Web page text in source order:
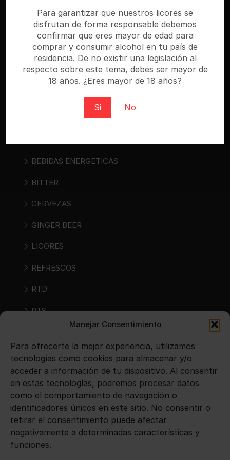
Manejar Consentimiento
Para ofrecerte la mejor experiencia, utilizamos
tecnologías como cookies para almacenar y/o
acceder a información de tu dispositivo. Al consentir
en estas tecnologías, podremos procesar datos
como el comportamiento de navegación o
identificadores únicos en este sitio. No consentir o
retirar el consentimiento puede afectar
negativamente a determinadas características y
funciones.
Para garantizar que nuestros licores se
disfrutan de forma responsable debemos
confirmar que eres mayor de edad para
comprar y consumir alcohol en tu país de
residencia. De no existir una legislación al
respecto sobre este tema, debes ser mayor de
18 años. ¿Eres mayor de 18 años?
Si No
especializada donde puedes comprar cerveza,
vino, sidra, bebidas espirituosas y bebidas «ready
to drink». Regístrate y compra al mejor precio.
Categorías
BEBIDAS ENERGETICAS
BITTER
CERVEZAS
GINGER BEER
LICORES
REFRESCOS
RTD
RTS
VINOS
Avisos legales
Aviso legal
Política de privacidad